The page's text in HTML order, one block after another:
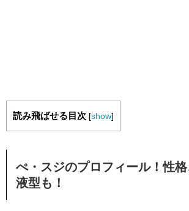
読み飛ばせる目次 [show]
ぺ・スジのプロフィール！性
液型も！